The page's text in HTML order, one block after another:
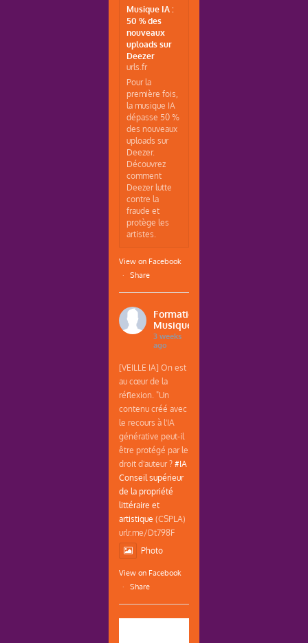
Musique IA :
50 % des
nouveaux
uploads sur
Deezer
urls.fr
Pour la
première fois,
la musique IA
dépasse 50 %
des nouveaux
uploads sur
Deezer.
Découvrez
comment
Deezer lutte
contre la
fraude et
protège les
artistes.
View on Facebook
·
Share
Formations
Musique
3 weeks
ago
[VEILLE IA] On est
au cœur de la
réflexion. "Un
contenu créé avec
le recours à l'IA
générative peut-il
être protégé par le
droit d'auteur ?#IA
Conseil supérieur
de la propriété
littéraire et
artistique (CSPLA)
urlr.me/Dt798F
Photo
View on Facebook
·
Share